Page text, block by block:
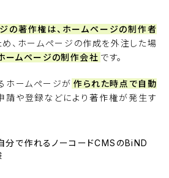
の著作権は、ホームページの制作者
め、ホームページの作成を外注した場
ームページの制作会社 です。
ホームページが 作られた時点で自動
請や登録などにより著作権が発生す
分で作れるノーコードCMSのBiND